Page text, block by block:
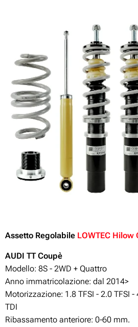
Assetto Regolabile LOWTEC Hilow
AUDI TT Coupè
Modello: 8S - 2WD + Quattro
Anno immatricolazione: dal 2014>
Motorizzazione: 1.8 TFSI - 2.0 TFSI
TDI
Ribassamento anteriore: 0-60 mm.